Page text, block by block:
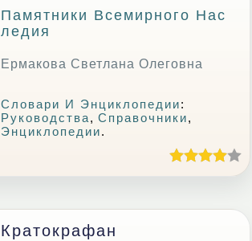
Памятники Всемирного Нас
Ледия
Ермакова Светлана Олеговна
Словари И Энциклопедии:
Руководства,Справочники,
Энциклопедии.
Кратокрафан